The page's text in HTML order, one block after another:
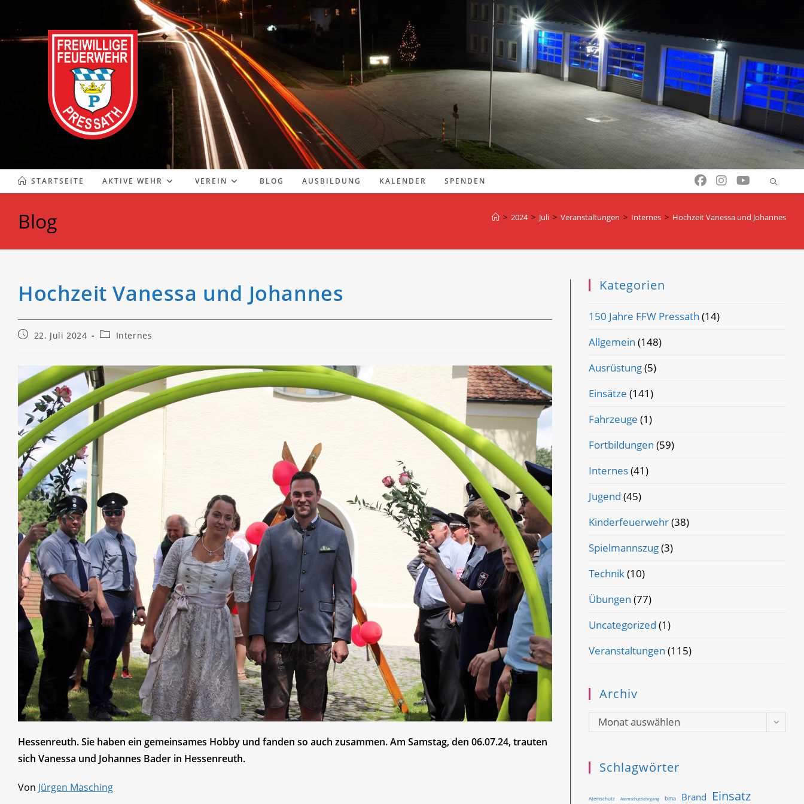
springen
STARTSEITE AKTIVE WEHR VEREIN BLOG AUSBILDUNG KALENDER SPENDEN
Blog > 2024 > Juli > Veranstaltungen > Internes > Hochzeit Vanessa und Johannes
Hochzeit Vanessa und Johannes
Beitrag22. Juli 2024
Beitrags-
Internes
Hessenreuth. Sie haben ein gemeinsames Hobby und fanden so auch zusammen. Am Samstag, den 06.07.24, trauten
sich Vanessa und Johannes Bader in Hessenreuth.
Von Jürgen Masching
Kategorien
150 Jahre FFW Pressath (14)
Allgemein (148)
Ausrüstung(5)
Einsätze (141)
Fahrzeuge (1)
Fortbildungen (59)
Internes(41)
Jugend (45)
Kinderfeuerwehr(38)
Spielmannszug(3)
Technik(10)
Übungen (77)
Uncategorized (1)
Veranstaltungen (115)
Archiv
Archiv
Monat auswählen
Schlagwörter
Atemschutz Atemschutzlehrgang bma Brand Einsatz